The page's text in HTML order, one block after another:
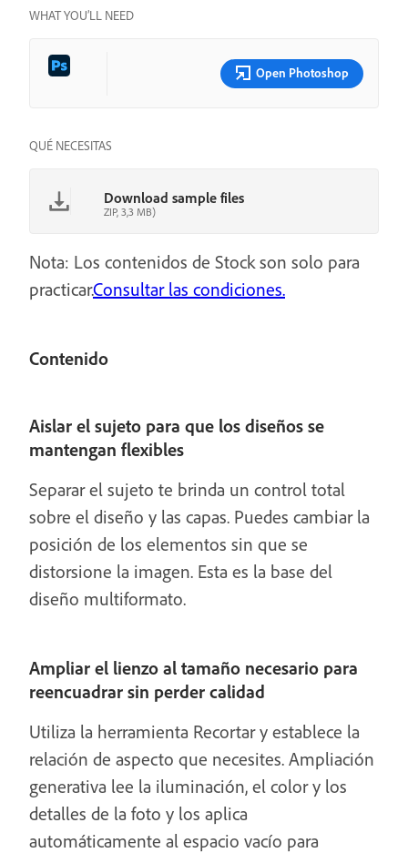
WHAT YOU’LL NEED
Open Photoshop
QUÉ NECESITAS
Download sample files
ZIP, 3,3 MB)
Nota: Los contenidos de Stock son solo para
practicar.Consultar las condiciones.
Contenido
Aislar el sujeto para que los diseños se
mantengan flexibles
Separar el sujeto te brinda un control total
sobre el diseño y las capas. Puedes cambiar la
posición de los elementos sin que se
distorsione la imagen. Esta es la base del
diseño multiformato.
Ampliar el lienzo al tamaño necesario para
reencuadrar sin perder calidad
Utiliza la herramienta Recortar y establece la
relación de aspecto que necesites. Ampliación
generativa lee la iluminación, el color y los
detalles de la foto y los aplica
automáticamente al espacio vacío para